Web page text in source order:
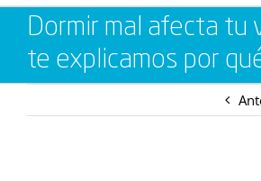
Dormir mal afecta tu
te explicamos por